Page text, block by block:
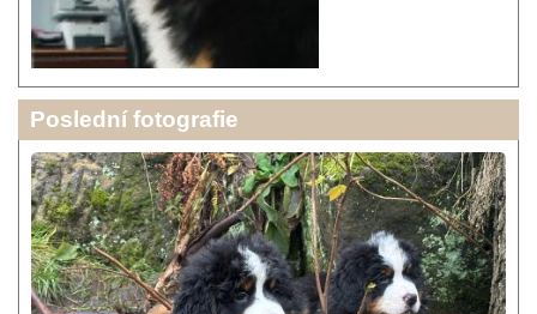
Poslední fotografie